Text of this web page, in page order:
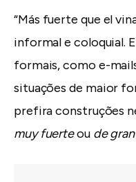
“Más fuerte que el
informal e coloquial.
formais, como e-
situações de maior
prefira construções
muy fuerteou de